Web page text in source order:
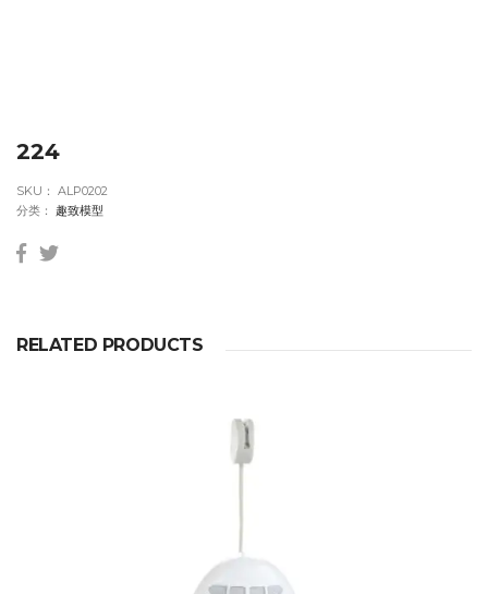
224
SKU： ALP0202
分类： 趣致模型
RELATED PRODUCTS